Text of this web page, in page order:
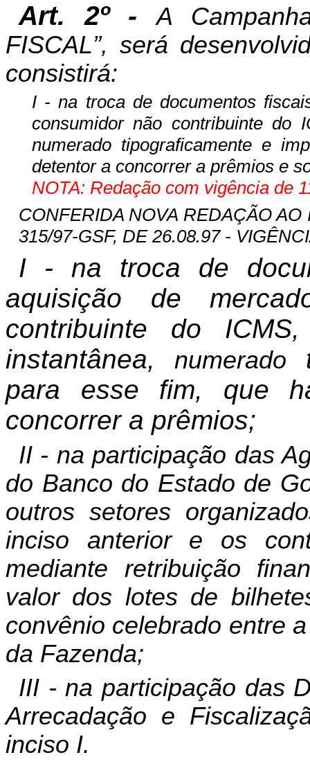
Art. 2º -A
FISCAL”, será
consistirá:
I - na troca de documentos
consumidor não contribuinte do
numerado tipograficamente e
detentor a concorrer a prêmios e
NOTA: Redação com vigência de
CONFERIDA NOVA REDAÇÃO AO
315/97-GSF, DE 26.08.97 -
I - na troca de
aquisição de
contribuinte do
instantânea, numerado
para esse fim, que
concorrer a prêmios;
II - na participação das
do Banco do Estado de
outros setores
inciso anterior e os
mediante retribuição
valor dos lotes de
convênio celebrado entre
da Fazenda;
III - na participação das
Arrecadação e
inciso I.